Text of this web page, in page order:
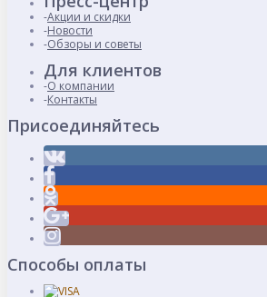
Акции и скидки
Новости
Обзоры и советы
Для клиентов
О компании
Контакты
Присоединяйтесь
Способы оплаты